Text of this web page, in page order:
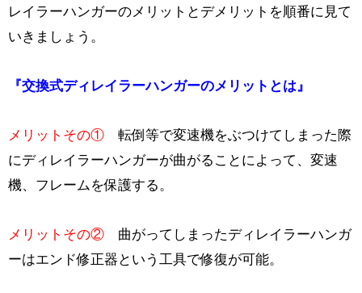
レイラーハンガーのメリットとデメリットを順番に見て
いきましょう。
『交換式ディレイラーハンガーのメリットとは』
メリットその① 転倒等で変速機をぶつけてしまった際
にディレイラーハンガーが曲がることによって、変速
機、フレームを保護する。
メリットその② 曲がってしまったディレイラーハンガ
ーはエンド修正器という工具で修復が可能。